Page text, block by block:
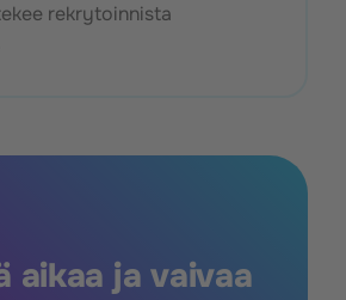
rekrytoinnista
aikaa ja vaivaa